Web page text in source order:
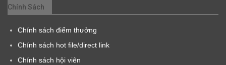
Chính Sách
Chính sách điểm thưởng
Chính sách hot file/direct link
Chính sách hội viên